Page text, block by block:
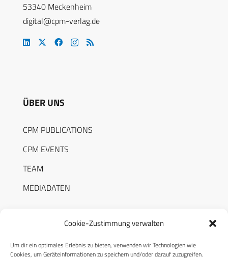
Cookie-Zustimmung verwalten
Um dir ein optimales Erlebnis zu bieten, verwenden wir Technologien wie
Cookies, um Geräteinformationen zu speichern und/oder darauf zuzugreifen.
53340 Meckenheim
digital@cpm-verlag.de
ÜBER UNS
CPM PUBLICATIONS
CPM EVENTS
TEAM
MEDIADATEN
RECHTLICHES